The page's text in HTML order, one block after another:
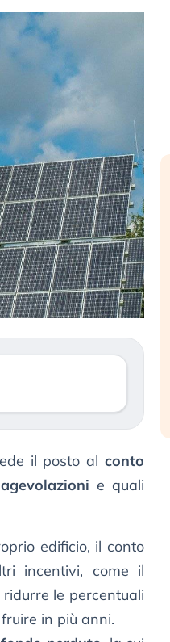
il posto alconto
agevolazioni e quali
edificio, il conto
incentivi, come il
le percentuali
in più anni.
è rovinata». Investitori
dopo lo scoppio
gli investitori retail (…)